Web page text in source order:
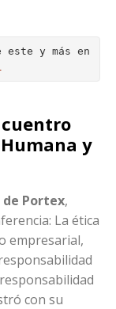
este y más en
y
de Portex,
La ética
empresarial,
con su